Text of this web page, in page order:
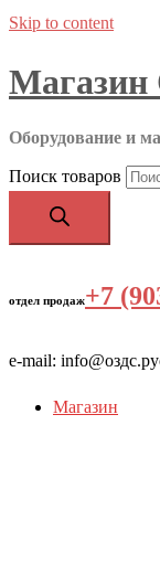
Skip to content
Оборудование и
Поиск товаров
отдел продаж+7
e-mail:
Магазин